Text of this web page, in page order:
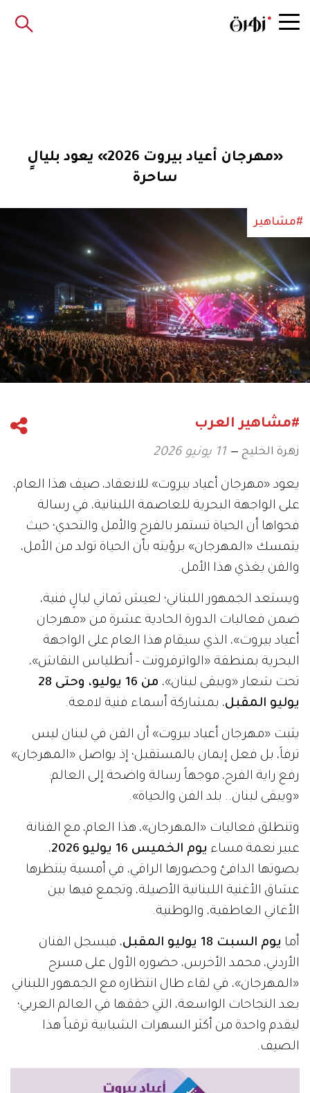
«مهرجان أعياد بيروت 2026» يعود بليالٍ
ساحرة
#مشاهير
#مشاهير العرب
زهرة الخليج 11 يونيو 2026
يعود «مهرجان أعياد بيروت» للانعقاد، صيف هذا العام،
على الواجهة البحرية للعاصمة اللبنانية، في رسالة
فحواها أن الحياة تستمر بالفرح والأمل والتحدي؛ حيث
يتمسك «المهرجان» برؤيته بأن الحياة تولد من الأمل،
والفن يغذي هذا الأمل.
ويستعد الجمهور اللبناني؛ لعيش ثماني ليالٍ فنية،
ضمن فعاليات الدورة الحادية عشرة من «مهرجان
أعياد بيروت»، الذي سيقام هذا العام على الواجهة
البحرية بمنطقة «الواترفرونت - أنطلياس النقاش»،
تحت شعار «ويبقى لبنان»،
من 16 يوليو، وحتى 28
يوليو المقبل، بمشاركة أسماء فنية لامعة.
يثبت «مهرجان أعياد بيروت» أن الفن في لبنان ليس
ترفاً، بل فعل إيمان بالمستقبل؛ إذ يواصل «المهرجان»
رفع راية الفرح، موجهاً رسالة واضحة إلى العالم:
«ويبقى لبنان.. بلد الفن والحياة».
وتنطلق فعاليات «المهرجان»، هذا العام، مع الفنانة
عبير نعمة مساء يوم الخميس 16 يوليو 2026،
بصوتها الدافئ وحضورها الراقي، في أمسية ينتظرها
عشاق الأغنية اللبنانية الأصيلة، وتجمع فيها بين
الأغاني العاطفية، والوطنية.
أما يوم السبت 18 يوليو المقبل
، فيسجل الفنان
الأردني، محمد الأخرس، حضوره الأول على مسرح
«المهرجان»، في لقاء طال انتظاره مع الجمهور اللبناني
بعد النجاحات الواسعة، التي حققها في العالم العربي؛
ليقدم واحدة من أكثر السهرات الشبابية ترقباً هذا
الصيف.